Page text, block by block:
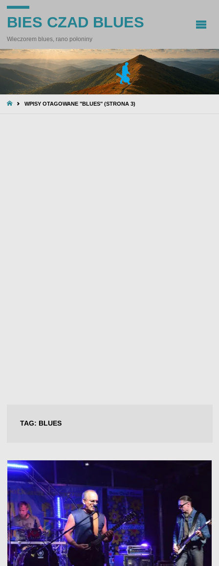
BIES CZAD BLUES
Wieczorem blues, rano połoniny
STRONA
WPISY OTAGOWANE "BLUES"(STRONA 3)
TAG: BLUES